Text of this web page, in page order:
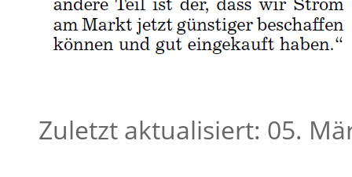
Zuletzt aktualisiert: 05.